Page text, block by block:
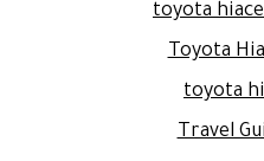
toyota
Toyota
toyota
Travel